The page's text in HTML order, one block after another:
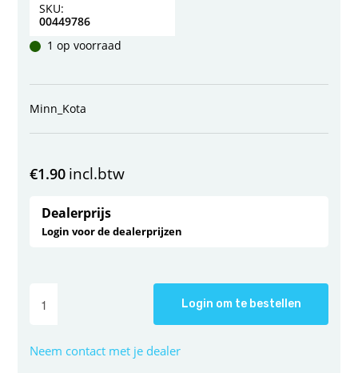
SKU:
00449786
1 op voorraad
Minn_Kota
€1.90 incl.btw
Dealerprijs
Login voor de dealerprijzen
Login om te bestellen
Neem contact met je dealer